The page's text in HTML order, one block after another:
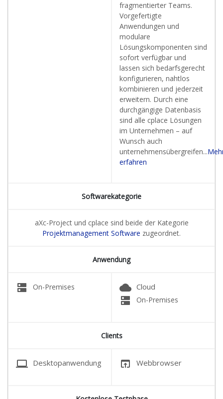
fragmentierter Teams.
Vorgefertigte
Anwendungen und
modulare
Lösungskomponenten sind
sofort verfügbar und
lassen sich bedarfsgerecht
konfigurieren, nahtlos
kombinieren und jederzeit
erweitern. Durch eine
durchgängige Datenbasis
sind alle cplace Lösungen
im Unternehmen – auf
Wunsch auch
unternehmensübergreifen...
erfahren
Softwarekategorie
aXc-Project und cplace sind beide der Kategorie
Projektmanagement Software zugeordnet.
Anwendung
dns On-Premises cloud Cloud
dns On-Premises
Clients
laptop Desktopanwendung open_in_browser Webbrowser